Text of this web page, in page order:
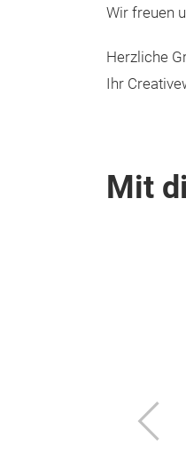
Wir freuen
Herzliche
Ihr
Mit